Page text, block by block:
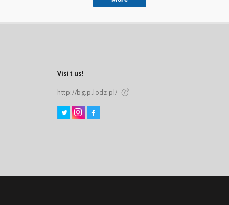
Visit us!
http://bg.p.lodz.pl/